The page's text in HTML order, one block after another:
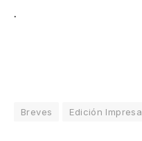
.
Breves Edición Impresa